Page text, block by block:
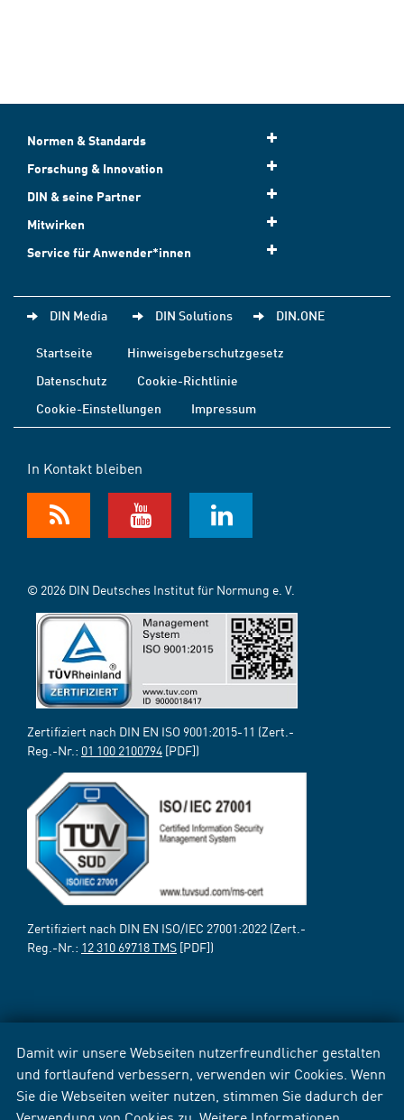
Damit wir unsere Webseiten nutzerfreundlicher gestalten
und fortlaufend verbessern, verwenden wir Cookies. Wenn
Sie die Webseiten weiter nutzen, stimmen Sie dadurch der
Normen & Standards
Forschung & Innovation
DIN & seine Partner
Mitwirken
Service für Anwender*innen
DIN Media DIN Solutions DIN.ONE
Startseite
Hinweisgeberschutzgesetz
Datenschutz
Cookie-Richtlinie
Cookie-Einstellungen
Impressum
In Kontakt bleiben
© 2026 DIN Deutsches Institut für Normung e. V.
Zertifiziert nach DIN EN ISO 9001:2015-11 (Zert.-
Reg.-Nr.: 01 100 2100794 [PDF])
Zertifiziert nach DIN EN ISO/IEC 27001:2022 (Zert.-
Reg.-Nr.: 12 310 69718 TMS [PDF])